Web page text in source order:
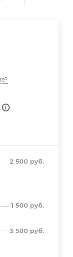
2 500 руб.
1 500 руб.
3 500 руб.